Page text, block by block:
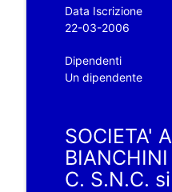
Data Iscrizione
22-03-2006
Dipendenti
Un dipendente
SOCIETA'
C. S.N.C.